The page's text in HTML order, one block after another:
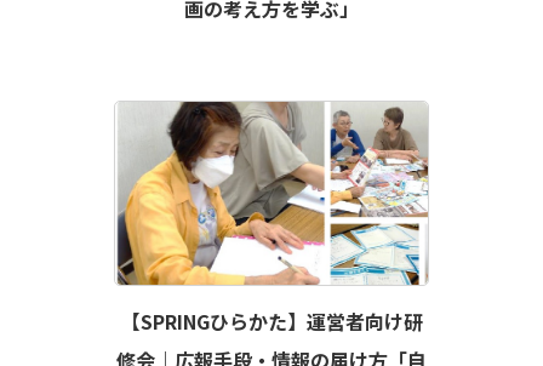
画の考え方を学ぶ」
【SPRINGひらかた】運営者向け研
修会｜広報手段・情報の届け方「自